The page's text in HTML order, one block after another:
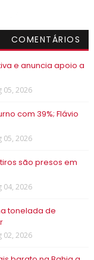
COMENTÁRIOS
e anuncia apoio a
05, 2026
com 39%; Flávio
05, 2026
são presos em
04, 2026
tonelada de
02, 2026